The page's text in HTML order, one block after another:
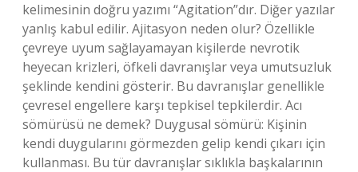
kelimesinin doğru yazımı “Agitation”dır. Diğer yazılar
yanlış kabul edilir. Ajitasyon neden olur? Özellikle
çevreye uyum sağlayamayan kişilerde nevrotik
heyecan krizleri, öfkeli davranışlar veya umutsuzluk
şeklinde kendini gösterir. Bu davranışlar genellikle
çevresel engellere karşı tepkisel tepkilerdir. Acı
sömürüsü ne demek? Duygusal sömürü: Kişinin
kendi duygularını görmezden gelip kendi çıkarı için
kullanması. Bu tür davranışlar sıklıkla başkalarının